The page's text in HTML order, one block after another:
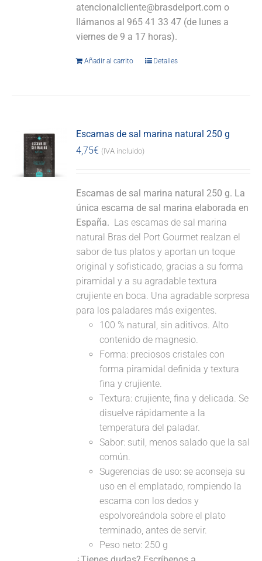
atencionalcliente@brasdelport.com o
llámanos al 965 41 33 47 (de lunes a
viernes de 9 a 17 horas).
Añadir al carrito Detalles
Escamas de sal marina natural 250 g
4,75€ (IVA incluido)
Escamas de sal marina natural 250 g. La
única escama de sal marina elaborada en
España. Las escamas de sal marina
natural Bras del Port Gourmet realzan el
sabor de tus platos y aportan un toque
original y sofisticado, gracias a su forma
piramidal y a su agradable textura
crujiente en boca. Una agradable sorpresa
para los paladares más exigentes.
100 % natural, sin aditivos. Alto
contenido de magnesio.
Forma: preciosos cristales con
forma piramidal definida y textura
fina y crujiente.
Textura: crujiente, fina y delicada. Se
disuelve rápidamente a la
temperatura del paladar.
Sabor: sutil, menos salado que la sal
común.
Sugerencias de uso: se aconseja su
uso en el emplatado, rompiendo la
escama con los dedos y
espolvoreándola sobre el plato
terminado, antes de servir.
Peso neto: 250 g